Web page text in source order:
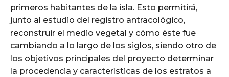
primeros habitantes de la isla. Esto permitirá,
junto al estudio del registro antracológico,
reconstruir el medio vegetal y cómo éste fue
cambiando a lo largo de los siglos, siendo otro de
los objetivos principales del proyecto determinar
la procedencia y características de los estratos a